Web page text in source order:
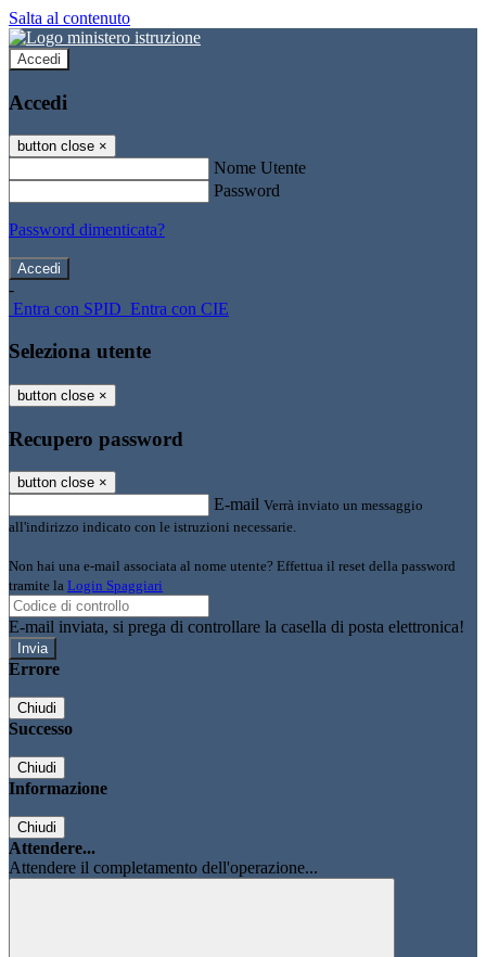
Salta al contenuto
Accedi
Accedi
button close ×
Nome Utente
Password
Password dimenticata?
-
Entra con SPID Entra con CIE
Seleziona utente
button close ×
Recupero password
button close ×
E-mail Verrà inviato un messaggio
all'indirizzo indicato con le istruzioni necessarie.
Non hai una e-mail associata al nome utente? Effettua il reset della password
tramite la Login Spaggiari
E-mail inviata, si prega di controllare la casella di posta elettronica!
Errore
Chiudi
Successo
Chiudi
Informazione
Chiudi
Attendere...
Attendere il completamento dell'operazione...